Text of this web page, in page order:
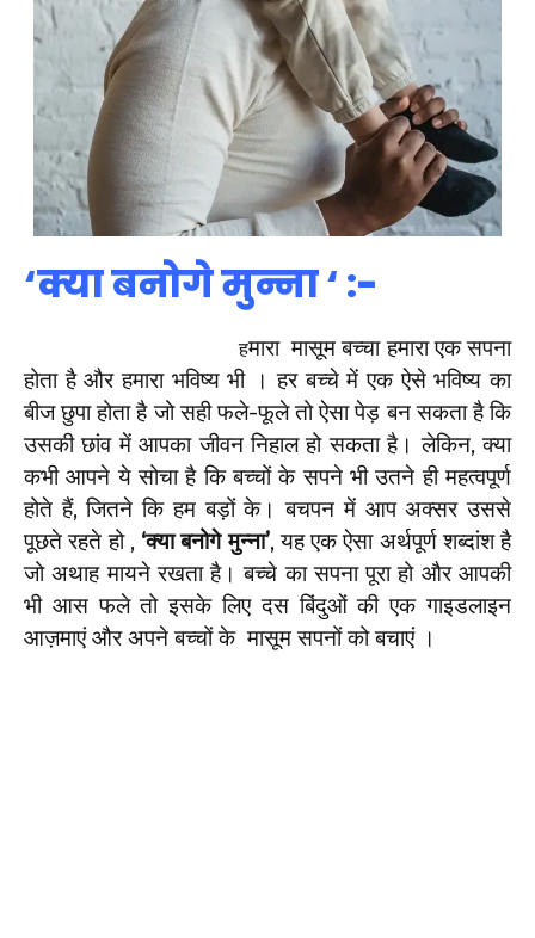
‘क्या बनोगे मुन्ना ‘ :-
हमारा मासूम बच्चा हमारा एक सपना
होता है और हमारा भविष्य भी । हर बच्चे में एक ऐसे भविष्य का
बीज छुपा होता है जो सही फले-फूले तो ऐसा पेड़ बन सकता है कि
उसकी छांव में आपका जीवन निहाल हो सकता है। लेकिन, क्या
कभी आपने ये सोचा है कि बच्चों के सपने भी उतने ही महत्वपूर्ण
होते हैं, जितने कि हम बड़ों के। बचपन में आप अक्सर उससे
पूछते रहते हो , ‘क्या बनोगे मुन्ना’, यह एक ऐसा अर्थपूर्ण शब्दांश है
जो अथाह मायने रखता है। बच्चे का सपना पूरा हो और आपकी
भी आस फले तो इसके लिए दस बिंदुओं की एक गाइडलाइन
आज़माएं और अपने बच्चों के मासूम सपनों को बचाएं ।